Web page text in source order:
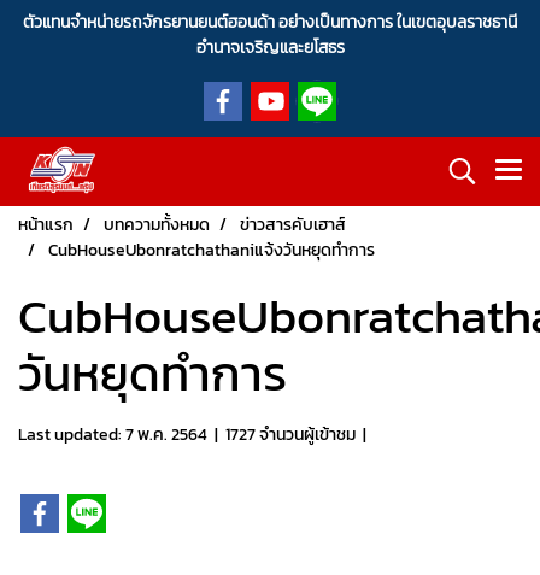
ตัวแทนจำหน่ายรถจักรยานยนต์ฮอนด้า อย่างเป็นทางการ ในเขตอุบลราชธานี
อำนาจเจริญและยโสธร
หน้าแรก บทความทั้งหมด
ข่าวสารคับเฮาส์
CubHouseUbonratchathaniแจ้งวันหยุดทำการ
วันหยุดทำการ
Last updated: 7 พ.ค. 2564 | 1727 จำนวนผู้เข้าชม |